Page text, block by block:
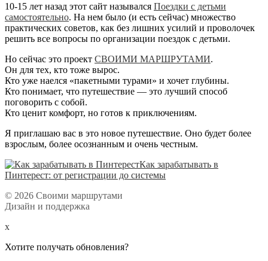
10-15 лет назад этот сайт назывался Поездки с детьми
самостоятельно. На нем было (и есть сейчас) множество
практических советов, как без лишних усилий и проволочек
решить все вопросы по организации поездок с детьми.
Но сейчас это проект СВОИМИ МАРШРУТАМИ.
Он для тех, кто тоже вырос.
Кто уже наелся «пакетными турами» и хочет глубины.
Кто понимает, что путешествие — это лучший способ
поговорить с собой.
Кто ценит комфорт, но готов к приключениям.
Я приглашаю вас в это новое путешествие. Оно будет более
взрослым, более осознанным и очень честным.
Как зарабатывать в
Пинтерест: от регистрации до системы
© 2026 Своими маршрутами
Дизайн и поддержка
x
Хотите получать обновления?